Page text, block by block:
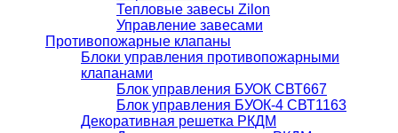
Тепловые завесы Zilon
Управление завесами
Противопожарные клапаны
Блоки управления противопожарными
клапанами
Блок управления БУОК СВТ667
Блок управления БУОК-4 СВТ1163
Декоративная решетка РКДМ